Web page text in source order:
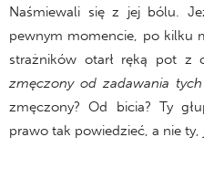
Naśmiewali się z jej bólu.
pewnym momencie, po kilku
strażników otarł ręką pot z
zmęczony od zadawania
zmęczony? Od bicia? Ty
prawo tak powiedzieć, a nie ty,